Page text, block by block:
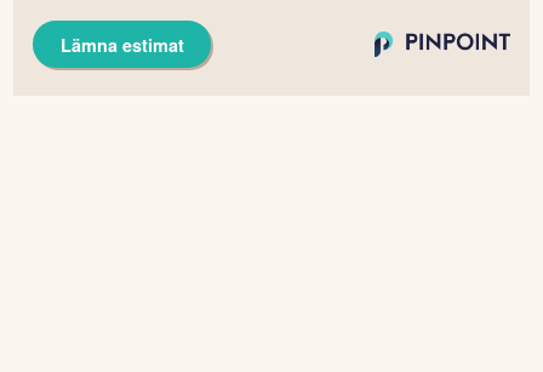
Lämna estimat